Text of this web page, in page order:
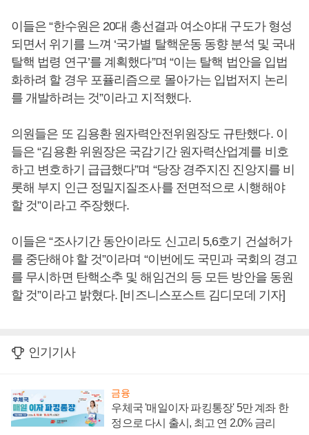
이들은 “한수원은 20대 총선결과 여소야대 구도가 형성
되면서 위기를 느껴 ‘국가별 탈핵운동 동향 분석 및 국내
탈핵 법령 연구’를 계획했다”며 “이는 탈핵 법안을 입법
화하려 할 경우 포퓰리즘으로 몰아가는 입법저지 논리
를 개발하려는 것”이라고 지적했다.
의원들은 또 김용환 원자력안전위원장도 규탄했다. 이
들은 “김용환 위원장은 국감기간 원자력산업계를 비호
하고 변호하기 급급했다”며 “당장 경주지진 진앙지를 비
롯해 부지 인근 정밀지질조사를 전면적으로 시행해야
할 것”이라고 주장했다.
이들은 “조사기간 동안이라도 신고리 5,6호기 건설허가
를 중단해야 할 것”이라며 “이번에도 국민과 국회의 경고
를 무시하면 탄핵소추 및 해임건의 등 모든 방안을 동원
할 것”이라고 밝혔다. [비즈니스포스트 김디모데 기자]
인기기사
금융
우체국 '매일이자 파킹통장' 5만 계좌 한
정으로 다시 출시, 최고 연 2.0% 금리